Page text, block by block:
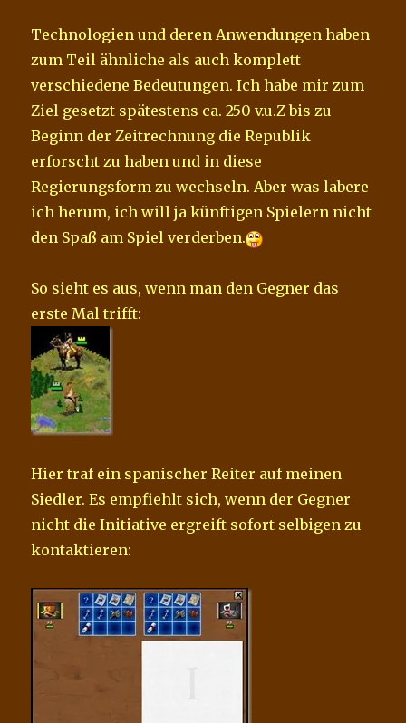
Technologien und deren Anwendungen haben
zum Teil ähnliche als auch komplett
verschiedene Bedeutungen. Ich habe mir zum
Ziel gesetzt spätestens ca. 250 v.u.Z bis zu
Beginn der Zeitrechnung die Republik
erforscht zu haben und in diese
Regierungsform zu wechseln. Aber was labere
ich herum, ich will ja künftigen Spielern nicht
den Spaß am Spiel verderben.
So sieht es aus, wenn man den Gegner das
erste Mal trifft:
Hier traf ein spanischer Reiter auf meinen
Siedler. Es empfiehlt sich, wenn der Gegner
nicht die Initiative ergreift sofort selbigen zu
kontaktieren: